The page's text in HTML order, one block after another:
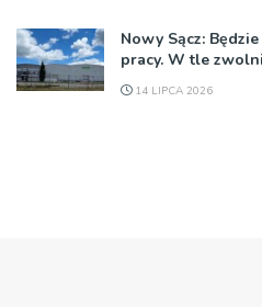
Nowy Sącz:
pracy. W tle
14 LIPCA 2026